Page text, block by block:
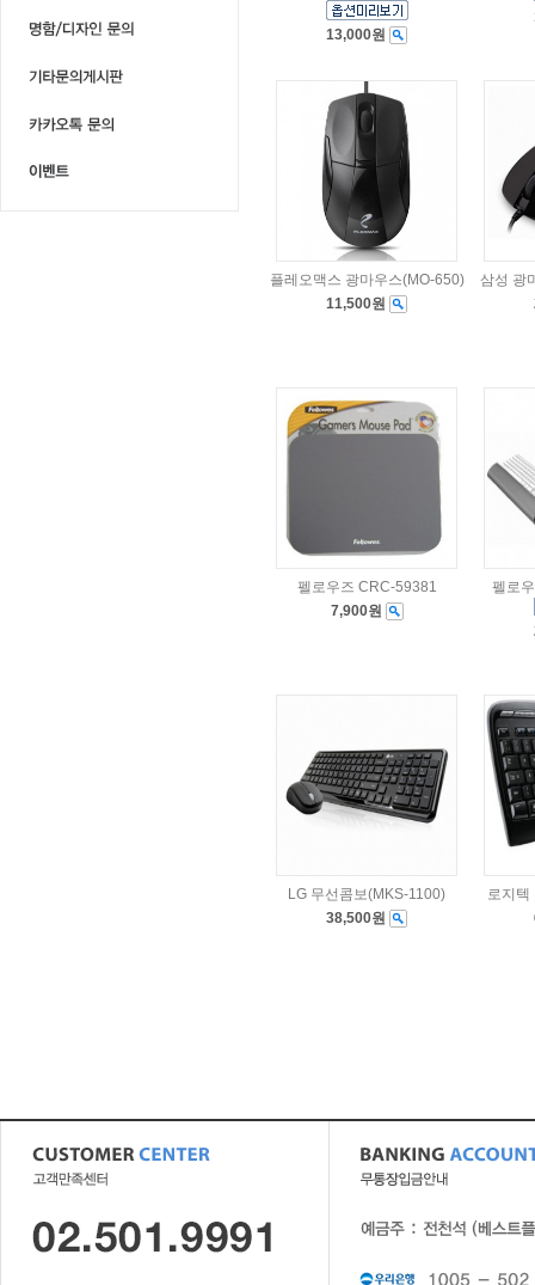
13,000원
플레오맥스 광마우스(MO-650)
11,500원
삼성 광
펠로우즈 CRC-59381
7,900원
펠로
LG 무선콤보(MKS-1100)
38,500원
로지텍